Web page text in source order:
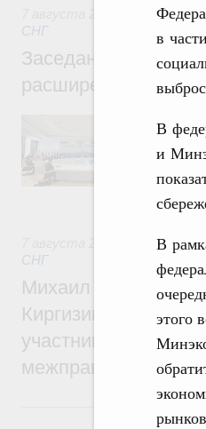
в
В
и
В
этого
СНГ
Заседание
расширенном
числе
рынка.
СНГ
Михаил Мишустин
Киргизии Садыра
участников